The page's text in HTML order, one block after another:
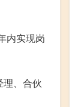
内实现岗
、合伙